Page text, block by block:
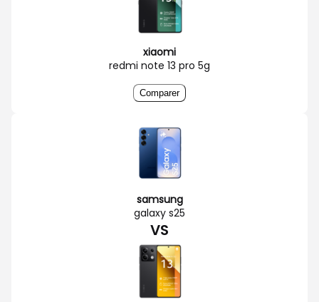
xiaomi
redmi note 13 pro 5g
Comparer
samsung
galaxy s25
VS